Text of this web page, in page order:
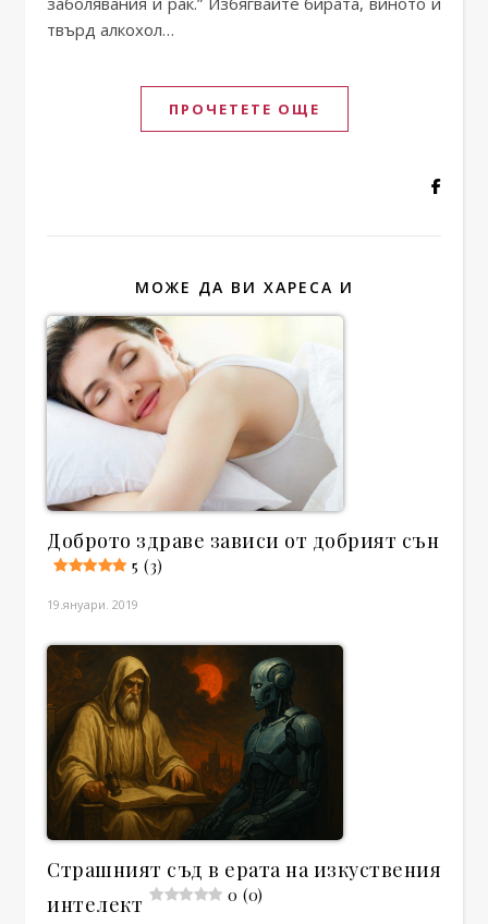
твърд алкохол…
ПРОЧЕТЕТЕ ОЩЕ
МОЖЕ ДА ВИ ХАРЕСА И
Доброто здраве зависи от добрият сън
5 (3)
19.януари. 2019
Страшният съд в ерата на изкуствения
интелект
0 (0)